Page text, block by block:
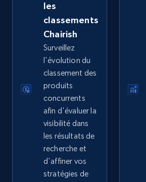
URL, Product id, Title, Seller
Seller reviews, Breadcrumbs, Root
more.
2.5K+ 359+
eBay - Collect records by
URL, Product id, Title, Seller name,
Seller reviews, Breadcrumbs,
more.
2.5K+ 359+
les
classements
Chairish
Surveillez
l'évolution du
classement des
produits
concurrents
afin d'évaluer la
visibilité dans
les résultats de
recherche et
d'affiner vos
stratégies de